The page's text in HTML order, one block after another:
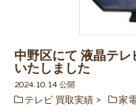
中野区にて 液晶テレ
いたしました
2024.10.14 公開
テレビ 買取実績
家